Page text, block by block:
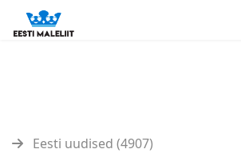
Eesti uudised (4907)